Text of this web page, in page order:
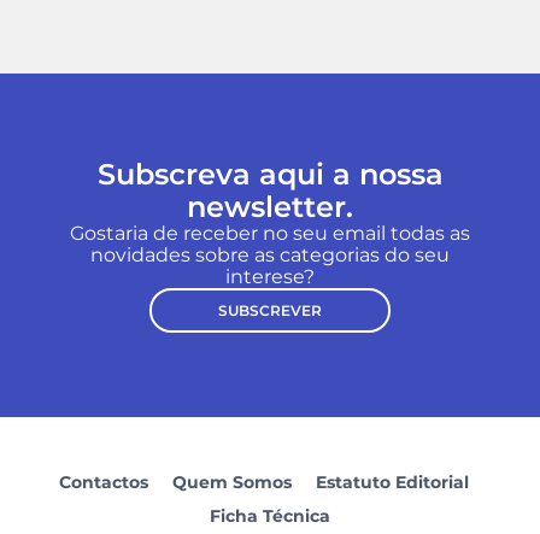
Subscreva aqui a nossa
newsletter.
Gostaria de receber no seu email todas as
novidades sobre as categorias do seu
interese?
SUBSCREVER
Contactos Quem Somos
Estatuto Editorial
Ficha Técnica